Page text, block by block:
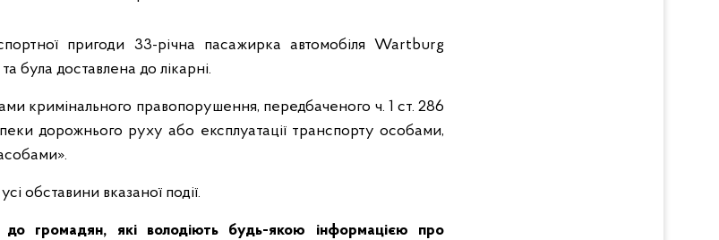
пригоди 33-річна пасажирка автомобіля Wartburg
була доставлена до лікарні.
кримінального правопорушення, передбаченого ч. 1 ст. 286
дорожнього руху або експлуатації транспорту особами,
обставини вказаної події.
до громадян, які володіють будь-якою інформацією про